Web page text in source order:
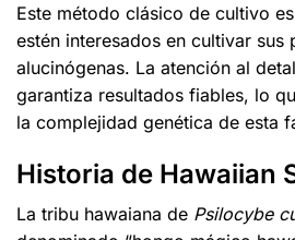
Este método clásico de cultivo
estén interesados en cultivar sus
alucinógenas. La atención al
garantiza resultados fiables, lo
la complejidad genética de esta
Historia de Hawaiian
La tribu hawaiana de Psilocybe